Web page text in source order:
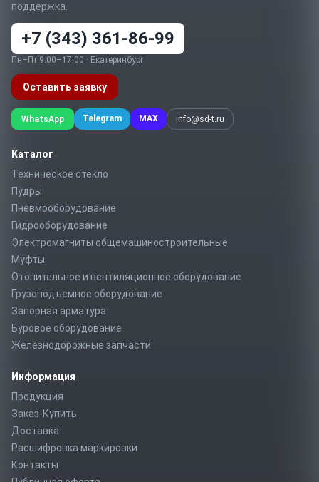
поддержка.
+7 (343) 361-86-99
Пн–Пт 9:00–17:00 · Екатеринбург
Оставить заявку
WhatsApp Telegram MAX info@sd-t.ru
Каталог
Техническое стекло
Пудры
Пневмооборудование
Гидрооборудование
Электромагниты общемашиностроительные
Муфты
Отопительное и вентиляционное оборудование
Грузоподъемное оборудование
Запорная арматура
Буровое оборудование
Железнодорожные запчасти
Информация
Продукция
Заказ-Купить
Доставка
Расшифровка маркировки
Контакты